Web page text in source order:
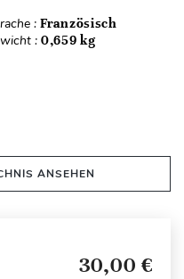
: Französisch
: 0,659 kg
ANSEHEN
30,00 €